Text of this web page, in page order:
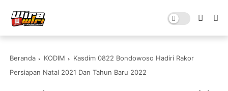
Beranda KODIM
Kasdim 0822 Bondowoso Hadiri Rakor
Persiapan Natal 2021 Dan Tahun Baru 2022